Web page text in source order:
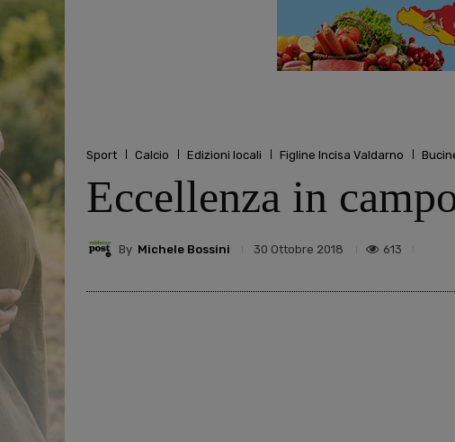
Sport Calcio Edizioni locali Figline Incisa Valdarno
Eccellenza in
By Michele Bossini 30 Ottobre 2018 613